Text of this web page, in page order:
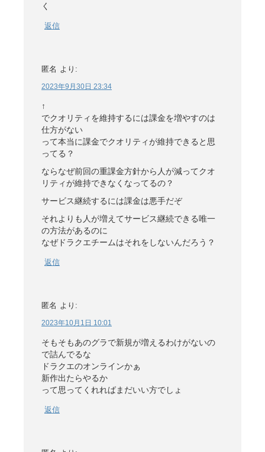
く
返信
匿名 より:
2023年9月30日 23:34
↑
でクオリティを維持するには課金を増やすのは
仕方がない
って本当に課金でクオリティが維持できると思
ってる？
ならなぜ前回の重課金方針から人が減ってクオ
リティが維持できなくなってるの？
サービス継続するには課金は悪手だぞ
それよりも人が増えてサービス継続できる唯一
の方法があるのに
なぜドラクエチームはそれをしないんだろう？
返信
匿名 より:
2023年10月1日 10:01
そもそもあのグラで新規が増えるわけがないの
で詰んでるな
ドラクエのオンラインかぁ
新作出たらやるか
って思ってくれればまだいい方でしょ
返信